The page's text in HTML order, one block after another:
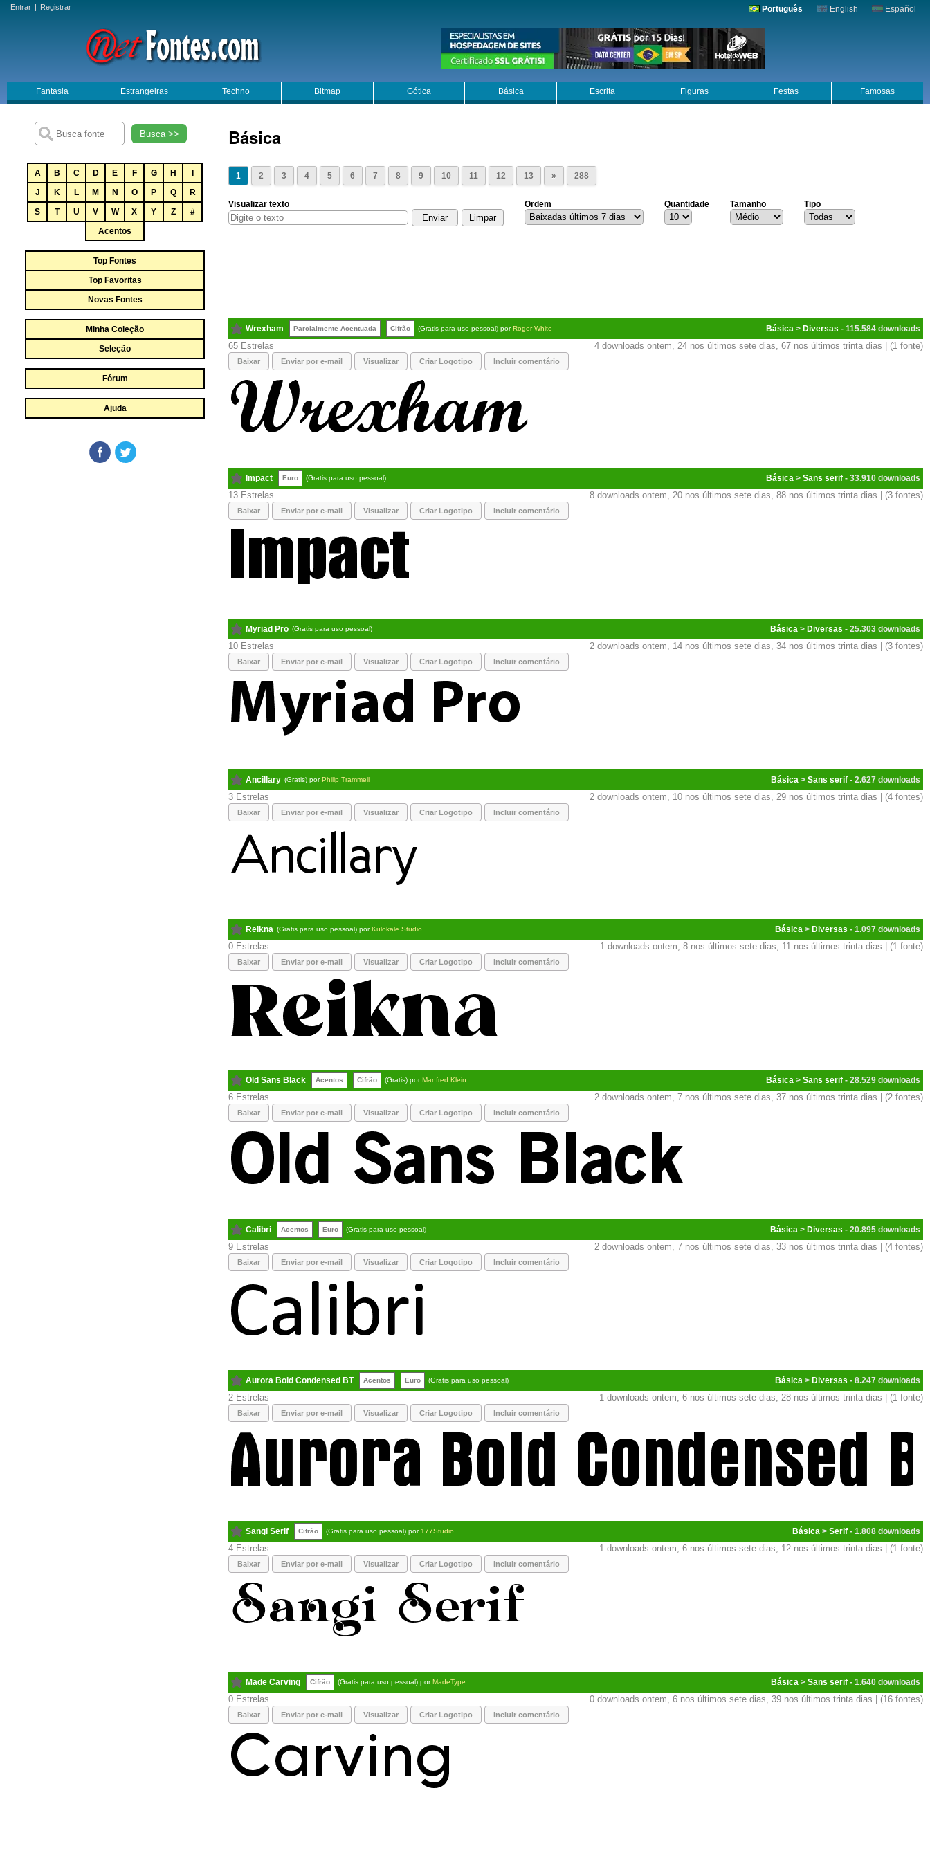
Entrar | Registrar Português English Español
Fantasia Estrangeiras Techno Bitmap Gótica Básica Escrita Figuras Festas Famosas
Busca >>
A B C D E F G H
J
K L M N O P Q
R
S
T U V W X Y Z
#
Acentos
Top Fontes
Top Favoritas
Novas Fontes
Minha Coleção
Seleção
Fórum
Ajuda
Básica
1 2 3 4 5 6 7 8 9 10 11 12 13 » 288
Visualizar texto Ordem Quantidade Tamanho Tipo
Wrexham Parcialmente Acentuada Cifrão (Gratis para uso pessoal) porRoger White Básica > Diversas - 115.584
65 4 downloads ontem, 24 nos últimos sete dias, 67 nos últimos trinta dias | (1 fonte)
Baixar Enviar por e-mail Visualizar Criar Logotipo Incluir comentário
Impact Euro (Gratis para uso pessoal) Básica > Sans serif - 33.910
13 8 downloads ontem, 20 nos últimos sete dias, 88 nos últimos trinta dias | (3 fontes)
Baixar Enviar por e-mail Visualizar Criar Logotipo Incluir comentário
Myriad Pro (Gratis para uso pessoal) Básica > Diversas - 25.303
10 2 downloads ontem, 14 nos últimos sete dias, 34 nos últimos trinta dias | (3 fontes)
Baixar Enviar por e-mail Visualizar Criar Logotipo Incluir comentário
Ancillary (Gratis) porPhilip Trammell Básica > Sans serif - 2.627
3 2 downloads ontem, 10 nos últimos sete dias, 29 nos últimos trinta dias | (4 fontes)
Baixar Enviar por e-mail Visualizar Criar Logotipo Incluir comentário
Reikna (Gratis para uso pessoal) porKulokale Studio Básica > Diversas - 1.097
0 1 downloads ontem, 8 nos últimos sete dias, 11 nos últimos trinta dias | (1 fonte)
Baixar Enviar por e-mail Visualizar Criar Logotipo Incluir comentário
Old Sans Black Acentos Cifrão (Gratis) porManfred Klein Básica > Sans serif - 28.529
6 2 downloads ontem, 7 nos últimos sete dias, 37 nos últimos trinta dias | (2 fontes)
Baixar Enviar por e-mail Visualizar Criar Logotipo Incluir comentário
Calibri Acentos Euro (Gratis para uso pessoal) Básica > Diversas - 20.895
9 2 downloads ontem, 7 nos últimos sete dias, 33 nos últimos trinta dias | (4 fontes)
Baixar Enviar por e-mail Visualizar Criar Logotipo Incluir comentário
Aurora Bold Condensed BT Acentos Euro (Gratis para uso pessoal) Básica > Diversas - 8.247
2 1 downloads ontem, 6 nos últimos sete dias, 28 nos últimos trinta dias | (1 fonte)
Baixar Enviar por e-mail Visualizar Criar Logotipo Incluir comentário
Sangi Serif Cifrão (Gratis para uso pessoal) por 177Studio Básica > Serif - 1.808
4 1 downloads ontem, 6 nos últimos sete dias, 12 nos últimos trinta dias | (1 fonte)
Baixar Enviar por e-mail Visualizar Criar Logotipo Incluir comentário
Made Carving Cifrão (Gratis para uso pessoal) porMadeType Básica > Sans serif - 1.640
0 0 downloads ontem, 6 nos últimos sete dias, 39 nos últimos trinta dias | (16 fontes)
Baixar Enviar por e-mail Visualizar Criar Logotipo Incluir comentário